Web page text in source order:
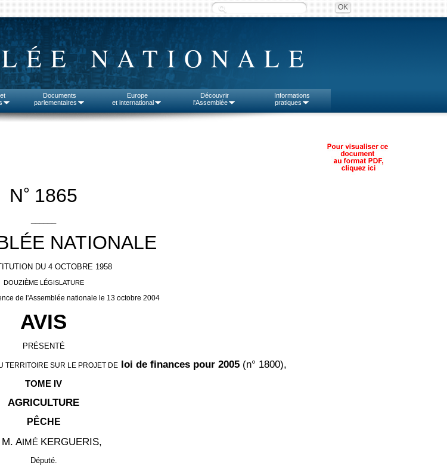
NATIONALE
Documents
parlementaires
Europe
et international
Découvrir
l'Assemblée
Informations
pratiques
N° 1865
NATIONALE
DU 4 OCTOBRE 1958
DOUZIÈME LÉGISLATURE
de l'Assemblée nationale le 13 octobre 2004
AVIS
PRÉSENTÉ
TERRITOIRE SUR LE PROJET DE loi de finances pour 2005(n° 1800),
TOME IV
AGRICULTURE
PÊCHE
M. AIMÉ KERGUERIS,
Député.